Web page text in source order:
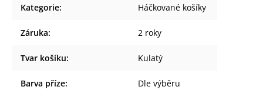
Kategorie: Háčkované košíky
Záruka: 2 roky
Tvar košíku: Kulatý
Barva příze: Dle výběru